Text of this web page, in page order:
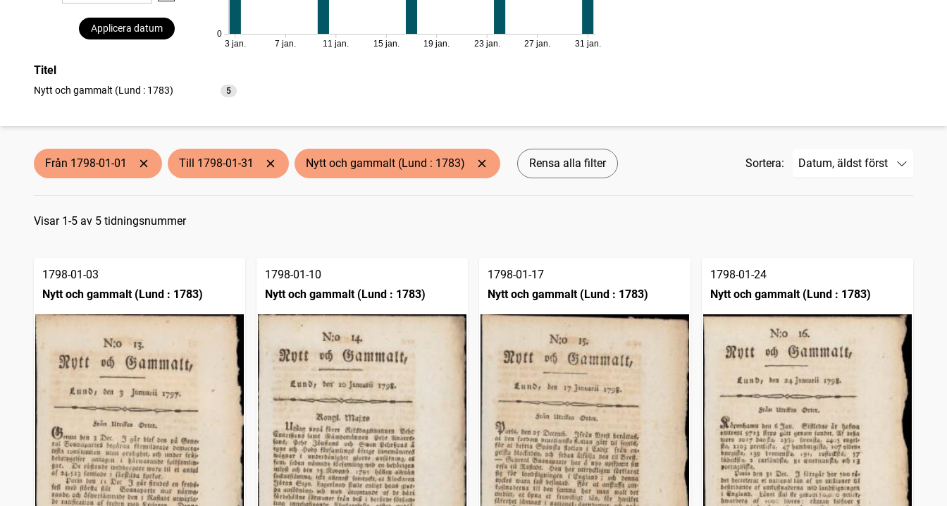
Applicera datum
0
3 jan. 7 jan. 11 jan. 15 jan. 19 jan. 23 jan. 27 jan. 31 jan.
Titel
Nytt och gammalt (Lund : 1783) 5
träffar
Från 1798-01-01 Till 1798-01-31 Nytt och gammalt (Lund : 1783) Rensa alla filter Sortera:
Sökresultat
Visar 1-5 av 5 tidningsnummer
1798-01-03
Nytt och gammalt (Lund : 1783)
1798-01-10
Nytt och gammalt (Lund : 1783)
1798-01-17
Nytt och gammalt (Lund : 1783)
1798-01-24
Nytt och gammalt (Lund : 1783)